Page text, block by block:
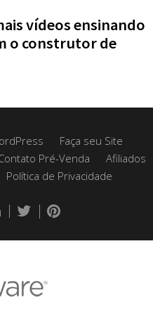
vídeos ensinando
o construtor de
Faça seu Site
Pré-Venda
Afiliados
Política de Privacidade